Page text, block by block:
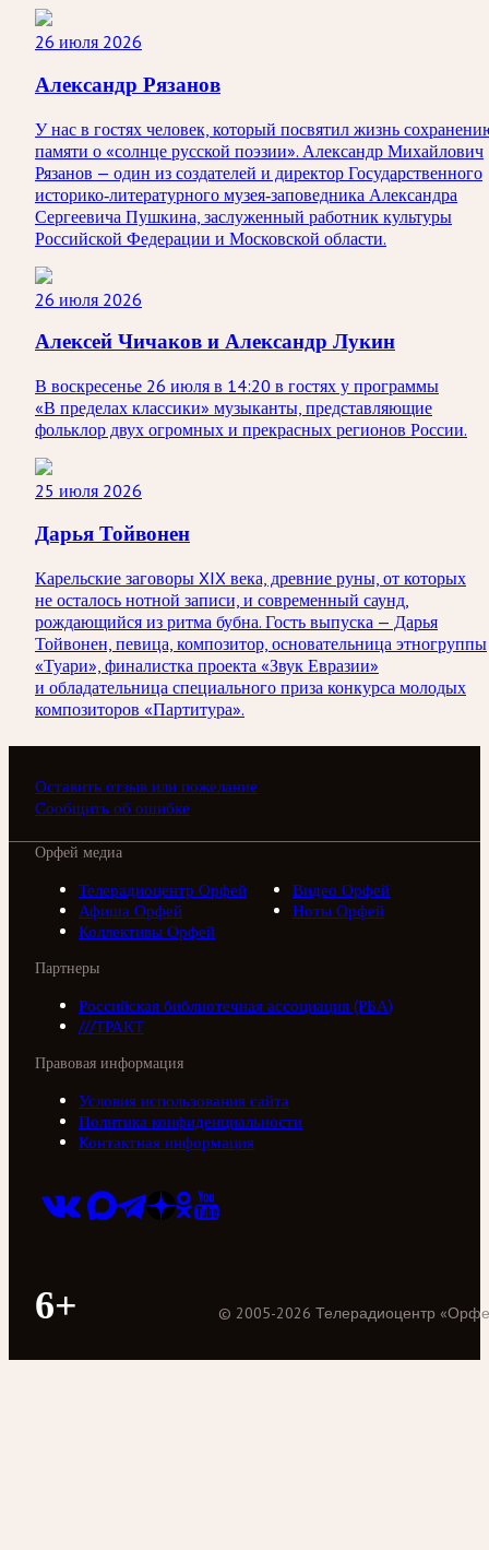
26 июля 2026
Александр Рязанов
У нас в гостях человек, который посвятил жизнь
памяти о «солнце русской поэзии». Александр Михайлович
Рязанов — один из создателей и директор Государственного
историко‑литературного музея‑заповедника Александра
Сергеевича Пушкина, заслуженный работник культуры
Российской Федерации и Московской области.
26 июля 2026
Алексей Чичаков и Александр Лукин
В воскресенье 26 июля в 14:20 в гостях у программы
«В пределах классики» музыканты, представляющие
фольклор двух огромных и прекрасных регионов России.
25 июля 2026
Дарья Тойвонен
Карельские заговоры XIX века, древние руны, от которых
не осталось нотной записи, и современный саунд,
рождающийся из ритма бубна. Гость выпуска — Дарья
Тойвонен, певица, композитор, основательница этногруппы
«Туари», финалистка проекта «Звук Евразии»
и обладательница специального приза конкурса молодых
композиторов «Партитура».
Оставить отзыв или пожелание
Сообщить об ошибке
Орфей медиа
Телерадиоцентр Орфей
Видео Орфей
Афиша Орфей
Ноты Орфей
Коллективы Орфей
Партнеры
Российская библиотечная ассоциация (РБА)
///ТРАКТ
Правовая информация
Условия использования сайта
Политика конфиденциальности
Контактная информация
6+ © 2005-2026 Телерадиоцентр